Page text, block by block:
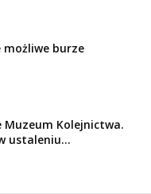
możliwe burze
Muzeum Kolejnictwa.
ustaleniu...